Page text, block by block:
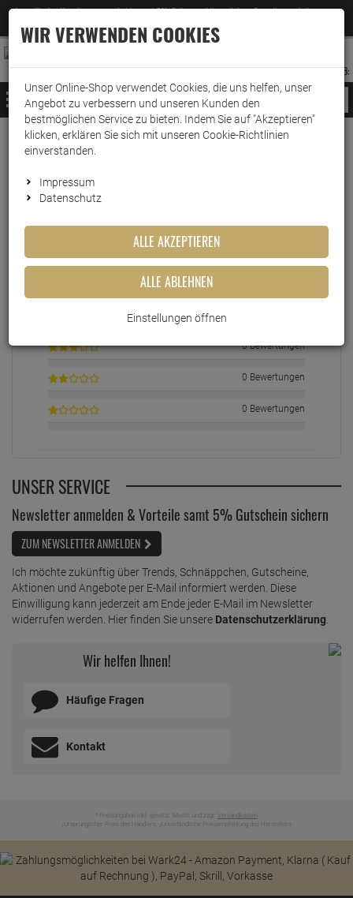
Jetzt für den Newsletter entscheiden und 5% Rabatt auf Ihre nächste Bestellung erhalten
–Zum Newsletter
ANMELDEN
AUFKLAPPEN
MERKZETTEL
WARENKORB:
MENÜ
Echte
EINLOGGEN UND BEWERTUNG SCHREIBEN
0 Bewertungen
0 Bewertungen
0 Bewertungen
UNSER SERVICE
Newsletter anmelden & Vorteile samt 5% Gutschein sichern
ZUM NEWSLETTER ANMELDEN
Ich möchte zukünftig über Trends, Schnäppchen, Gutscheine,
Aktionen und Angebote per E-Mail informiert werden. Diese
Einwilligung kann jederzeit am Ende jeder E-Mail im Newsletter
widerrufen werden. Hier finden Sie unsere Datenschutzerklärung
Wir helfen Ihnen!
Häufige Fragen
Kontakt
* Preisangaben inkl. gesetzl. MwSt. und zzgl. Versandkosten
Ursprünglicher Preis des Händlers, Unverbindliche Preisempfehlung des Herstellers
WIR VERWENDEN COOKIES
Unser Online-Shop verwendet Cookies, die uns helfen, unser
Angebot zu verbessern und unseren Kunden den
bestmöglichen Service zu bieten. Indem Sie auf "Akzeptieren"
klicken, erklären Sie sich mit unseren Cookie-Richtlinien
einverstanden.
Impressum
Datenschutz
ALLE AKZEPTIEREN
ALLE ABLEHNEN
Einstellungen öffnen